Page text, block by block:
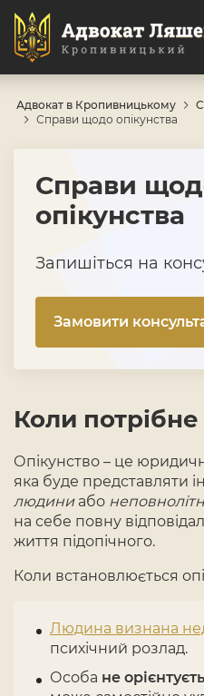
Адвокат в Кропивницькому
Справи щодо опікунства
Справи
опікунства
Запишіться на
Замовити
Коли потрібне
Опікунство – це
яка буде представляти
людиниабо
на себе повну
життя підопічного.
Коли встановлюється
Людина визнана
психічний розлад.
Особа не